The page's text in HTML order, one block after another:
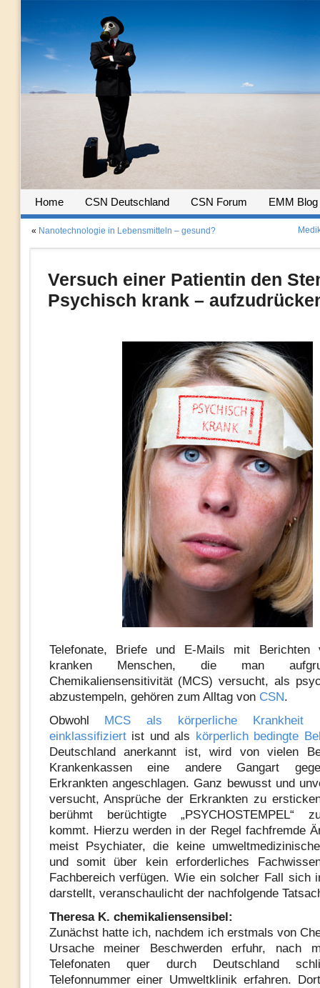
Home CSN Deutschland CSN Forum EMM Blog
« Nanotechnologie in Lebensmitteln – gesund?
Versuch einer Patientin den
Psychisch krank –
Telefonate, Briefe und E-Mails mit Berichten
kranken Menschen, die man
Chemikaliensensitivität (MCS) versucht, als
abzustempeln, gehören zum Alltag von CSN.
Obwohl MCS als körperliche Krankheit
einklassifiziertist und als körperlich bedingte
Deutschland anerkannt ist, wird von vielen
Krankenkassen eine andere Gangart
Erkrankten angeschlagen. Ganz bewusst und
versucht, Ansprüche der Erkrankten zu
berühmt berüchtigte „PSYCHOSTEMPEL“
kommt. Hierzu werden in der Regel fachfremde
meist Psychiater, die keine
und somit über kein erforderliches
Fachbereich verfügen. Wie ein solcher Fall sich
darstellt, veranschaulicht der nachfolgende
Theresa K. chemikaliensensibel:
Zunächst hatte ich, nachdem ich erstmals von
Ursache meiner Beschwerden erfuhr, nach
Telefonaten quer durch Deutschland
Telefonnummer einer Umweltklinik erfahren.